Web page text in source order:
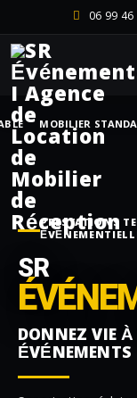
06 99
MOBILIER
PRESTATIONS
SR
DONNEZ VIE
ÉVÉNEMENTS